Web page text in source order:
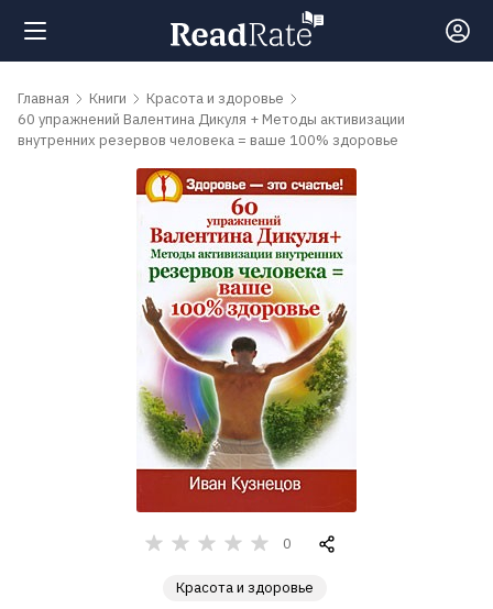
Поиск
обсуждаемые
Главная Книги
Красота и здоровье
60 упражнений Валентина Дикуля + Методы активизации
внутренних резервов человека = ваше 100% здоровье
0
Красота и здоровье